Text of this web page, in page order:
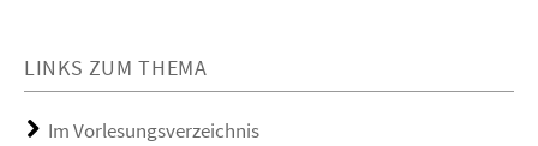
LINKS ZUM THEMA
Im Vorlesungsverzeichnis